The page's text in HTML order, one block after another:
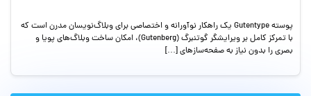
پوسته Gutentype یک راهکار نوآورانه و اختصاصی برای وبلاگ‌نویسان مدرن است که
با تمرکز کامل بر ویرایشگر گوتنبرگ (Gutenberg)، امکان ساخت وبلاگ‌های پویا و
بصری را بدون نیاز به صفحه‌سازهای […]